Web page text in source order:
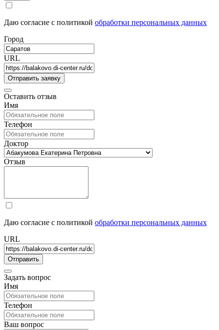
Даю согласие с политикой обработки персональных данных
Город
URL
Оставить отзыв
Имя
Телефон
Доктор
Отзыв
Даю согласие с политикой обработки персональных данных
URL
Задать вопрос
Имя
Телефон
Ваш вопрос